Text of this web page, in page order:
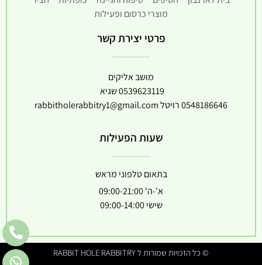
מוצרי כרסום ופעילות
פרטי יצירת קשר
מושב אליקים
0539623119שגיא
0548186646רויטלrabbitholerabbitry1@gmail.com
שעות הפעילות
בתאום טלפוני מראש
א'-ה' 09:00-21:00
שישי 09:00-14:00
© כל הזכויות שמורות ל RABBIT HOLE RABBITRY